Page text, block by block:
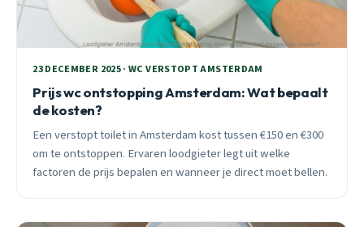
23 DECEMBER 2025 · WC VERSTOPT AMSTERDAM
Prijs wc ontstopping Amsterdam: Wat bepaalt
de kosten?
Een verstopt toilet in Amsterdam kost tussen €150 en €300
om te ontstoppen. Ervaren loodgieter legt uit welke
factoren de prijs bepalen en wanneer je direct moet bellen.